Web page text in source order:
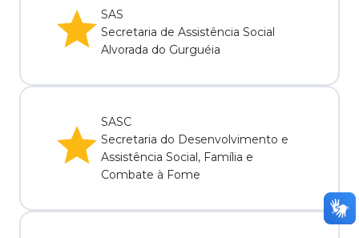
SAS
Secretaria de Assistência Social
Alvorada do Gurguéia
SASC
Secretaria do Desenvolvimento e
Assistência Social, Família e
Combate à Fome